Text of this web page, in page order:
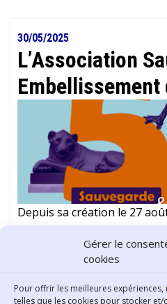
Gérer le
cookies
Pour offrir les meilleures
telles que les cookies pour stocker
30/05/2025
L’Association
Embellissement
Depuis sa création le 27
valeur des richesses
la capitale des Gaules. Son
réseau plus large
engagées dans la
Continuer la lecture- 16